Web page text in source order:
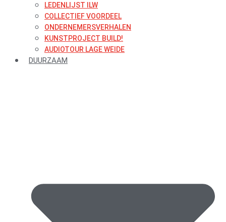
LEDENLIJST ILW
COLLECTIEF VOORDEEL
ONDERNEMERSVERHALEN
KUNSTPROJECT BUILD!
AUDIOTOUR LAGE WEIDE
DUURZAAM